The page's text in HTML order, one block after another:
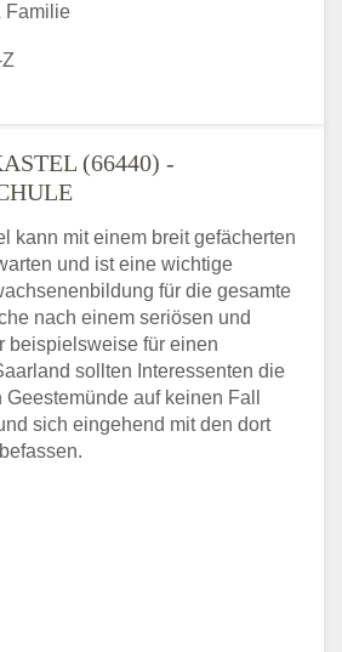
(66440) -
kann mit einem breit gefächerten
und ist eine wichtige
für die gesamte
nach einem seriösen und
beispielsweise für einen
sollten Interessenten die
auf keinen Fall
sich eingehend mit den dort
Familie